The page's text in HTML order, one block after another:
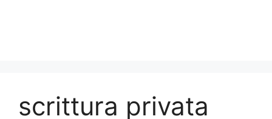
scrittura privata